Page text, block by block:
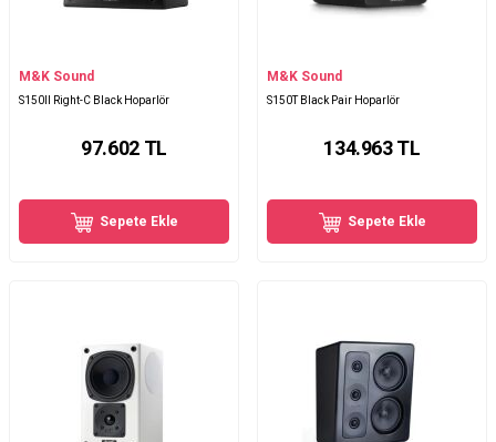
M&K Sound
S150II Right-C Black Hoparlör
97.602TL
Sepete Ekle
M&K Sound
S150T Black Pair Hoparlör
134.963TL
Sepete Ekle